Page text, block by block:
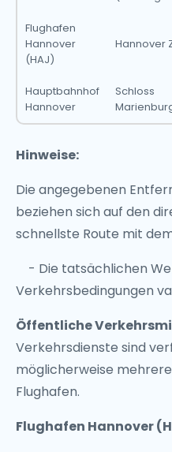
Flughafen
Hannover
(HAJ)
Hannover
Hauptbahnhof
Hannover
Schloss
Hinweise:
Die angegebenen
beziehen sich auf den
schnellste Route mit
- Die tatsächlichen
Verkehrsbedingungen
Öffentliche
Verkehrsdienste sind
möglicherweise
Flughafen.
Flughafen Hannover